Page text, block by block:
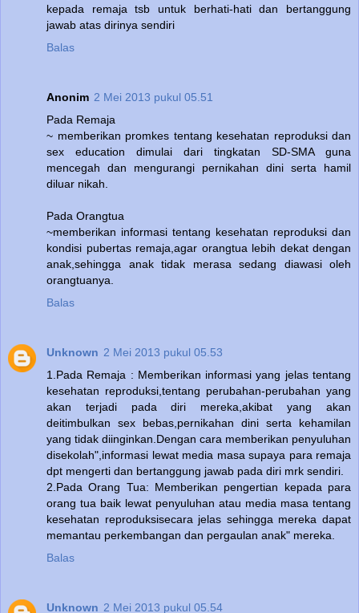
kepada remaja tsb untuk berhati-hati dan bertanggung
jawab atas dirinya sendiri
Balas
Anonim 2 Mei 2013 pukul 05.51
Pada Remaja
~ memberikan promkes tentang kesehatan reproduksi dan
sex education dimulai dari tingkatan SD-SMA guna
mencegah dan mengurangi pernikahan dini serta hamil
diluar nikah.
Pada Orangtua
~memberikan informasi tentang kesehatan reproduksi dan
kondisi pubertas remaja,agar orangtua lebih dekat dengan
anak,sehingga anak tidak merasa sedang diawasi oleh
orangtuanya.
Balas
Unknown 2 Mei 2013 pukul 05.53
1.Pada Remaja : Memberikan informasi yang jelas tentang
kesehatan reproduksi,tentang perubahan-perubahan yang
akan terjadi pada diri mereka,akibat yang akan
deitimbulkan sex bebas,pernikahan dini serta kehamilan
yang tidak diinginkan.Dengan cara memberikan penyuluhan
disekolah",informasi lewat media masa supaya para remaja
dpt mengerti dan bertanggung jawab pada diri mrk sendiri.
2.Pada Orang Tua: Memberikan pengertian kepada para
orang tua baik lewat penyuluhan atau media masa tentang
kesehatan reproduksisecara jelas sehingga mereka dapat
memantau perkembangan dan pergaulan anak" mereka.
Balas
Unknown 2 Mei 2013 pukul 05.54